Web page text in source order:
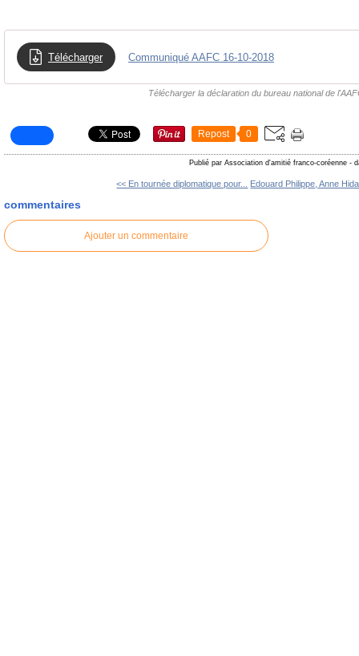
Télécharger Communiqué AAFC 16-10-2018
Télécharger la déclaration du bureau national de
Repost 0
Publié par Association d'amitié franco-coréenne -
<< En tournée diplomatique pour... Edouard Philippe, Anne
commentaires
Ajouter un commentaire